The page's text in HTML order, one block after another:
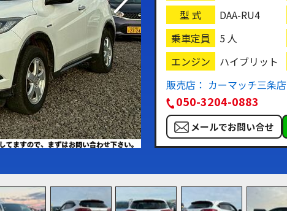
型 式
DAA-RU4
乗車定員
5 人
エンジン
ハイブリット
販売店： カーマッチ三条店
050-3204-0883
メールでお問い合せ